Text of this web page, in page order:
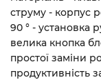
струму - корпус
90 ° - установка
велика кнопка
простої заміни
продуктивність